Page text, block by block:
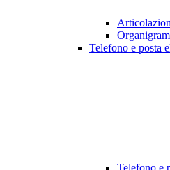
Telefono e posta